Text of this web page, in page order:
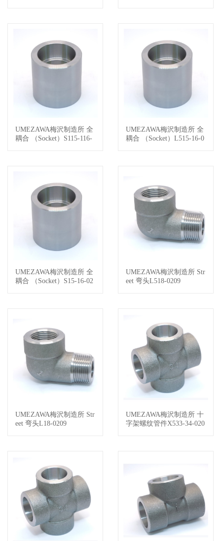
查看详情
UMEZAWA梅沢制造所 全
耦合 （Socket）S115-116-
查看详情
UMEZAWA梅沢制造所 全
耦合 （Socket）L515-16-0
查看详情
UMEZAWA梅沢制造所 全
耦合 （Socket）S15-16-02
查看详情
UMEZAWA梅沢制造所 Str
eet 弯头L518-0209
查看详情
UMEZAWA梅沢制造所 Str
eet 弯头L18-0209
查看详情
UMEZAWA梅沢制造所 十
字架螺纹管件X533-34-020